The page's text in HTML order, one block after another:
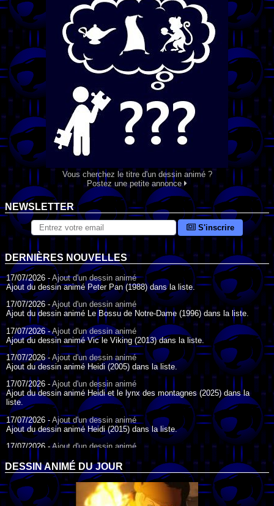
Vous cherchez le titre d'un dessin animé ?
Postez une petite annonce
NEWSLETTER
S'inscrire
DERNIÈRES NOUVELLES
17/07/2026 - Ajout d'un dessin animé
Ajout du dessin animé Peter Pan (1988) dans la liste.
17/07/2026 -Ajout d'un dessin animé
Ajout du dessin animé Le Bossu de Notre-Dame (1996) dans la liste.
17/07/2026 -Ajout d'un dessin animé
Ajout du dessin animé Vic le Viking (2013) dans la liste.
17/07/2026 - Ajout d'un dessin animé
Ajout du dessin animé Heidi (2005) dans la liste.
17/07/2026 - Ajout d'un dessin animé
Ajout du dessin animé Heidi et le lynx des montagnes (2025) dans la
liste.
17/07/2026 - Ajout d'un dessin animé
Ajout du dessin animé Heidi (2015) dans la liste.
17/07/2026 -Ajout d'un dessin animé
Ajout du dessin animé Heidi (1995) dans la liste.
09/07/2026 -Ajout d'un dessin animé
Ajout du dessin animé Genki l'Aventurier de la Chance (2006) dans la
liste.
DESSIN ANIMÉ DU JOUR